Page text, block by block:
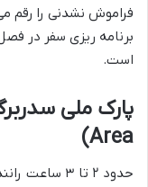
فراموش نشدنی را رقم
برنامه ریزی سفر در
است.
Area)
حدود ۲ تا ۳ ساعت رانندگی در شمال کیپ تاون، شما را به